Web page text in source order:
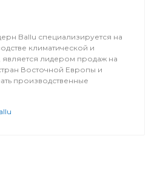
Ballu специализируется на
климатической и
лидером продаж на
Восточной Европы и
производственные